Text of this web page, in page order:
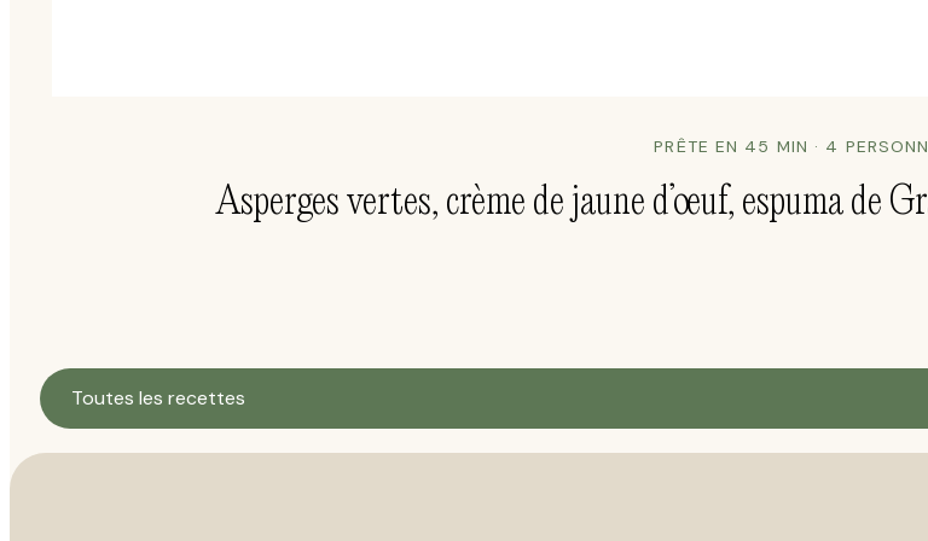
PRÊTE EN 45 MIN · 4
Asperges vertes, crème de jaune d’œuf, espuma de
Toutes les recettes